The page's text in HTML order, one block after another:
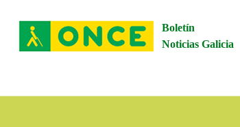
Boletín
Noticias Galicia